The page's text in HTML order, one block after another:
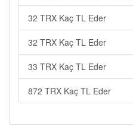
32 TRX Kaç TL Eder
32 TRX Kaç TL Eder
33 TRX Kaç TL Eder
872 TRX Kaç TL Eder